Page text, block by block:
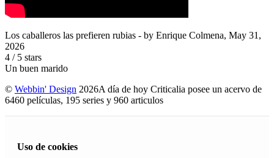
Los caballeros las prefieren rubias - by Enrique Colmena, May 31,
2026
4 / 5 stars
Un buen marido
© Webbin' Design 2026A día de hoy Criticalia posee un acervo de
6460 películas, 195 series y 960 articulos
Uso de cookies